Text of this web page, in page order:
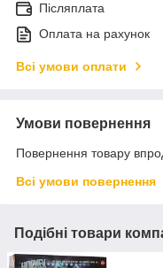
Післяплата
Оплата на рахунок
Всі умови оплати
Умови повернення
Повернення товару
Всі умови повернення
Подібні товари